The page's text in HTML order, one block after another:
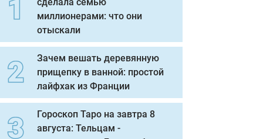
миллионерами: что они
отыскали
Зачем вешать деревянную
прищепку в ванной: простой
лайфхак из Франции
Гороскоп Таро на завтра 8
августа: Тельцам -